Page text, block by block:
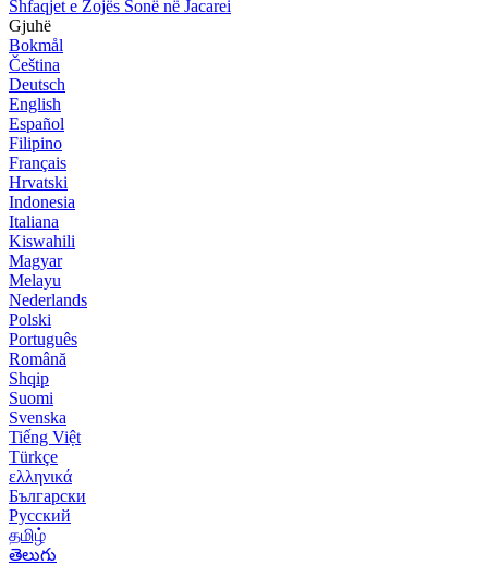
Shfaqjet e Zojës Sonë në Jacarei
Gjuhë
Bokmål
Čeština
Deutsch
English
Español
Filipino
Français
Hrvatski
Indonesia
Italiana
Kiswahili
Magyar
Melayu
Nederlands
Polski
Português
Română
Shqip
Suomi
Svenska
Tiếng Việt
Türkçe
ελληνικά
Български
Русский
தமிழ்
తెలుగు